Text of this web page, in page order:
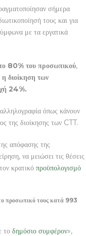
σήμερα
τους και για
με τα εργατικά
80% του προσωπικού,
διοίκηση των
24%.
όπως κάνουν
της διοίκησης των CTT.
απόφασης της
να μειώσει τις θέσεις
κρατικό προϋπολογισμό
προσωπικό τους κατά 993
το δημόσιο συμφέρον»,